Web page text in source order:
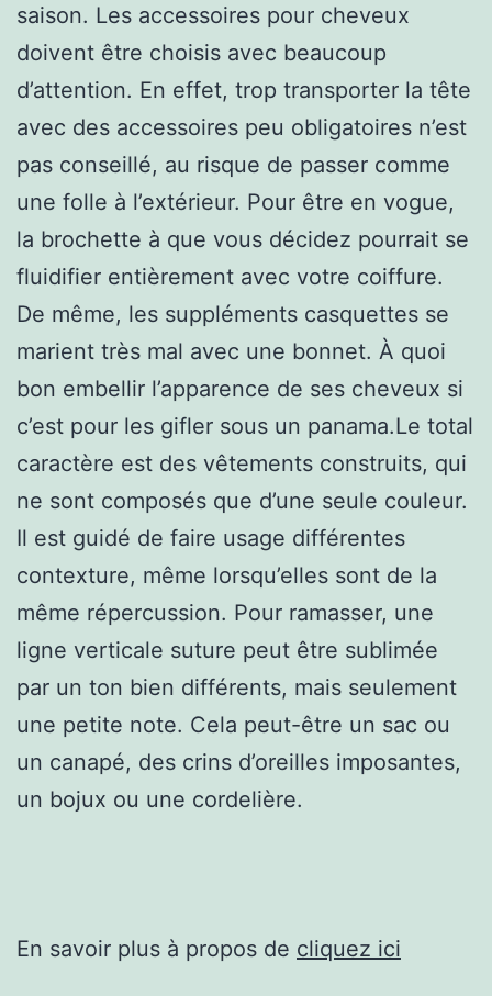
saison. Les accessoires pour cheveux
doivent être choisis avec beaucoup
d’attention. En effet, trop transporter la tête
avec des accessoires peu obligatoires n’est
pas conseillé, au risque de passer comme
une folle à l’extérieur. Pour être en vogue,
la brochette à que vous décidez pourrait se
fluidifier entièrement avec votre coiffure.
De même, les suppléments casquettes se
marient très mal avec une bonnet. À quoi
bon embellir l’apparence de ses cheveux si
c’est pour les gifler sous un panama.Le total
caractère est des vêtements construits, qui
ne sont composés que d’une seule couleur.
Il est guidé de faire usage différentes
contexture, même lorsqu’elles sont de la
même répercussion. Pour ramasser, une
ligne verticale suture peut être sublimée
par un ton bien différents, mais seulement
une petite note. Cela peut-être un sac ou
un canapé, des crins d’oreilles imposantes,
un bojux ou une cordelière.
En savoir plus à propos de cliquez ici